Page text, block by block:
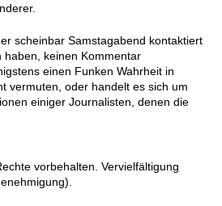
scheinbar Samstagabend kontaktiert
keinen Kommentar
einen Funken Wahrheit in
vermuten, oder handelt es sich um
einiger Journalisten, denen die
vorbehalten. Vervielfältigung